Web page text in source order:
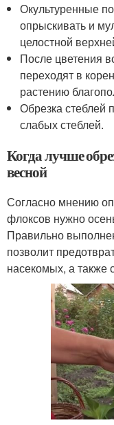
Окультуренные
опрыскивать и
целостной
После цветения
переходят в
растению
Обрезка стеблей
слабых стеблей.
Когда лучше
весной
Согласно мнению
флоксов нужно
Правильно
позволит
насекомых, а также